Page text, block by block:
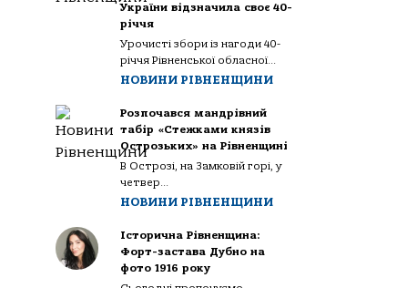
України відзначила своє 40-
річчя
Урочисті збори із нагоди 40-
річчя Рівненської обласної...
НОВИНИ РІВНЕНЩИНИ
Розпочався мандрівний
табір «Стежками князів
Острозьких» на Рівненщині
В Острозі, на Замковій горі, у
четвер...
НОВИНИ РІВНЕНЩИНИ
Історична Рівненщина:
Форт-застава Дубно на
фото 1916 року